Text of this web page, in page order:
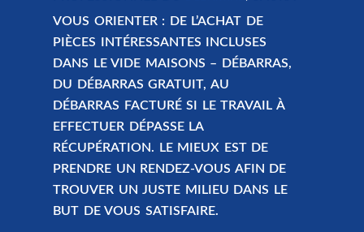
VOUS ORIENTER : DE L’ACHAT DE
PIÈCES INTÉRESSANTES INCLUSES
DANS LE VIDE MAISONS – DÉBARRAS,
DU DÉBARRAS GRATUIT, AU
DÉBARRAS FACTURÉ SI LE TRAVAIL À
EFFECTUER DÉPASSE LA
RÉCUPÉRATION. LE MIEUX EST DE
PRENDRE UN RENDEZ-VOUS AFIN DE
TROUVER UN JUSTE MILIEU DANS LE
BUT DE VOUS SATISFAIRE.